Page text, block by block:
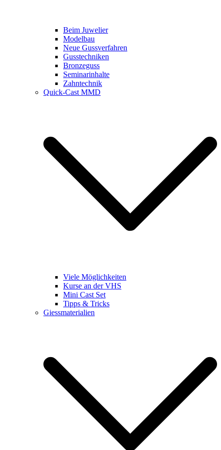
Beim Juwelier
Modelbau
Neue Gussverfahren
Gusstechniken
Bronzeguss
Seminarinhalte
Zahntechnik
Quick-Cast MMD
Viele Möglichkeiten
Kurse an der VHS
Mini Cast Set
Tipps & Tricks
Giessmaterialien